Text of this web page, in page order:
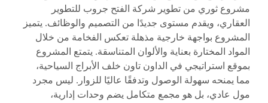
مشروع ثوري من تطوير شركة الفتح جروب للتطوير
العقاري، ويقدم مستوى جديدًا من التصميم والوظائف. يتميز
المشروع بواجهة خارجية مذهلة تعكس الفخامة من خلال
المواد المختارة بعناية والألوان المتناسقة. يتمتع المشروع
بموقع استراتيجي في الداون تاون خلف الأبراج السياحية،
مما يمنحه سهولة الوصول وتدفقًا عاليًا للزوار. ليس مجرد
مول عادي، بل هو مجمع متكامل يضم وحدات إدارية،